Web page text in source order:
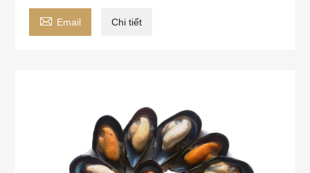
 Email Chi tiết